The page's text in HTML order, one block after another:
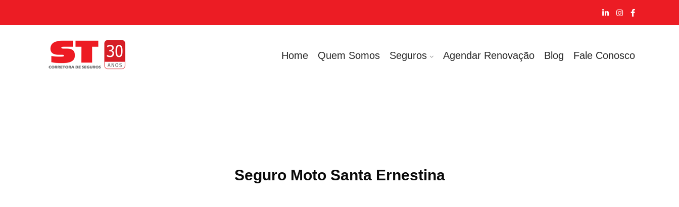
Home Quem Somos Seguros Agendar Renovação Blog Fale Conosco
Seguro Moto Santa Ernestina